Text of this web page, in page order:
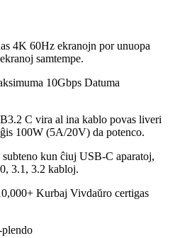
4K 60Hz ekranojn por unuopa
samtempe.
10Gbps Datuma
C vira al ina kablo povas liveri
100W (5A/20V) da potenco.
kun ĉiuj USB-C aparatoj,
3.1, 3.2 kabloj.
Kurbaj Vivdaŭro certigas